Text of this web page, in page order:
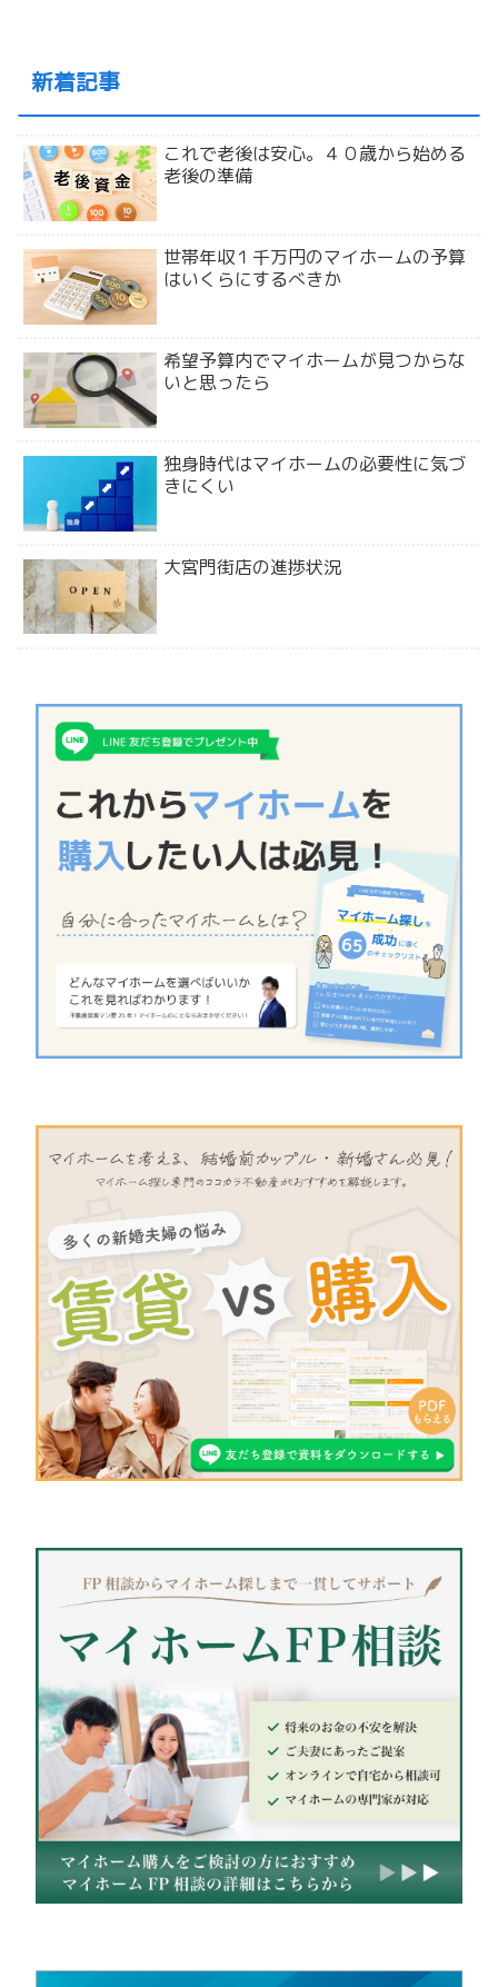
新着記事
これで老後は安心。４０歳から始める
老後の準備
世帯年収１千万円のマイホームの予算
はいくらにするべきか
希望予算内でマイホームが見つからな
いと思ったら
独身時代はマイホームの必要性に気づ
きにくい
大宮門街店の進捗状況